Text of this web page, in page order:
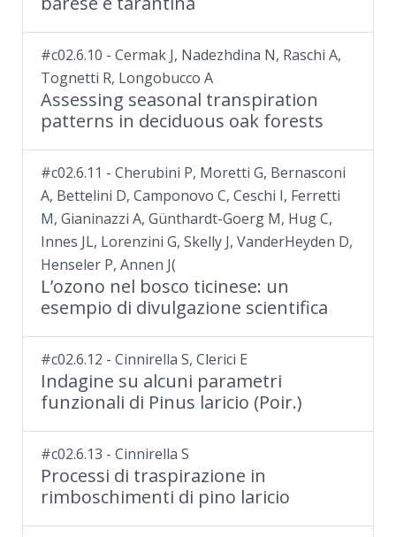
#c02.6.10 - Cermak J, Nadezhdina N, Raschi A,
Tognetti R, Longobucco A
Assessing seasonal transpiration
patterns in deciduous oak forests
#c02.6.11 - Cherubini P, Moretti G, Bernasconi
A, Bettelini D, Camponovo C, Ceschi I, Ferretti
M, Gianinazzi A, Günthardt-Goerg M, Hug C,
Innes JL, Lorenzini G, Skelly J, VanderHeyden D,
Henseler P, Annen J(
L’ozono nel bosco ticinese: un
esempio di divulgazione scientifica
#c02.6.12 - Cinnirella S, Clerici E
Indagine su alcuni parametri
funzionali di Pinus laricio (Poir.)
#c02.6.13 - Cinnirella S
Processi di traspirazione in
rimboschimenti di pino laricio